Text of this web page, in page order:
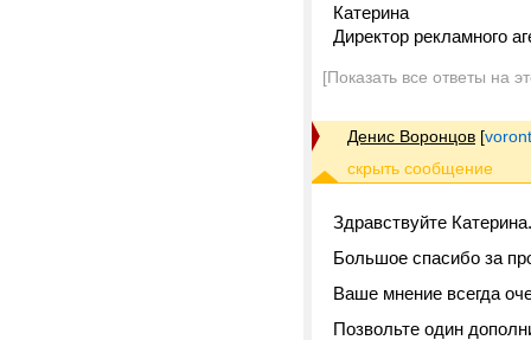
Катерина
Директор рекламного
[Показать все ответы на
Денис Воронцов [
Здравствуйте Катерина.
Большое спасибо за
Ваше мнение всегда
Позвольте один